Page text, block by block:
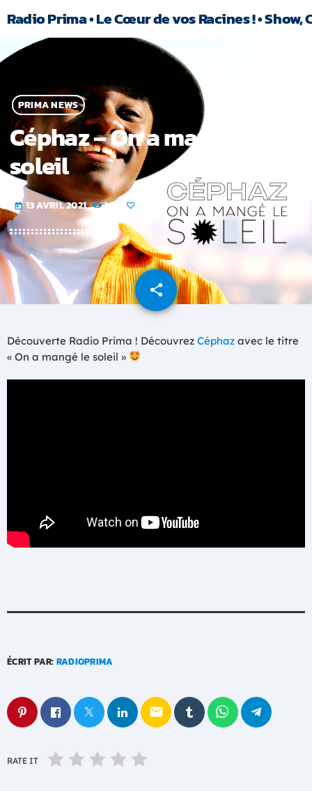
Radio Prima • Le Cœur de vos Racines ! •
PRIMA NEWS
Céphaz – On a mangé le
soleil
today 13 AVRIL 2021 101
share
email
Découverte Radio Prima ! Découvrez Céphaz avec le titre
« On a mangé le soleil »
ÉCRIT PAR: RADIOPRIMA
email
RATE IT